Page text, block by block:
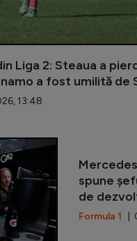
Liga 2: Steaua a
a fost umilită de
13:48
spune
de
Formula 1 |